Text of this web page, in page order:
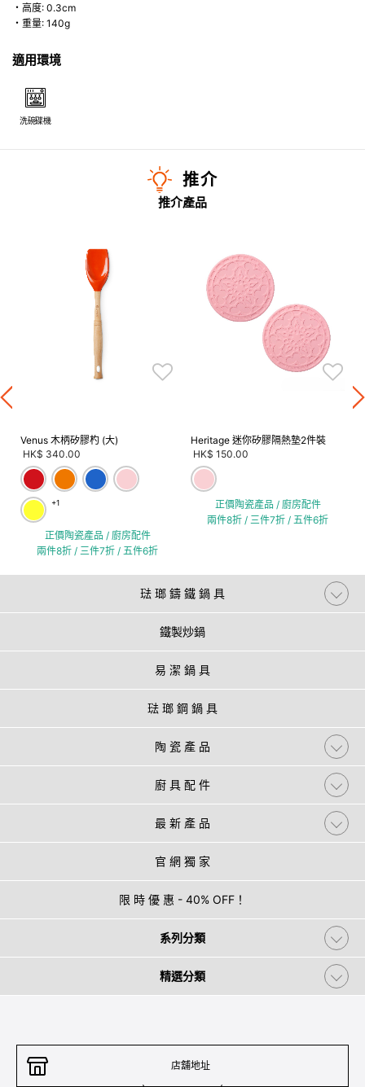
・高度: 0.3cm
・重量: 140g
適用環境
洗碗碟機
推介
推介產品
Venus 木柄矽膠杓 (大)
HK$ 340.00
+1
正價陶瓷產品 / 廚房配件
兩件8折 / 三件7折 / 五件6折
Heritage 迷你矽膠隔熱墊2件裝
HK$ 150.00
正價陶瓷產品 / 廚房配件
兩件8折 / 三件7折 / 五件6折
琺 瑯 鑄 鐵 鍋 具
鐵製炒鍋
易 潔 鍋 具
琺 瑯 鋼 鍋 具
陶 瓷 產 品
廚 具 配 件
最 新 產 品
官 網 獨 家
限 時 優 惠 - 40% OFF！
系列分類
精選分類
店舖地址